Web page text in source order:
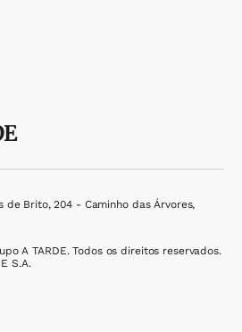
de Brito, 204 - Caminho das Árvores,
A TARDE. Todos os direitos reservados.
S.A.